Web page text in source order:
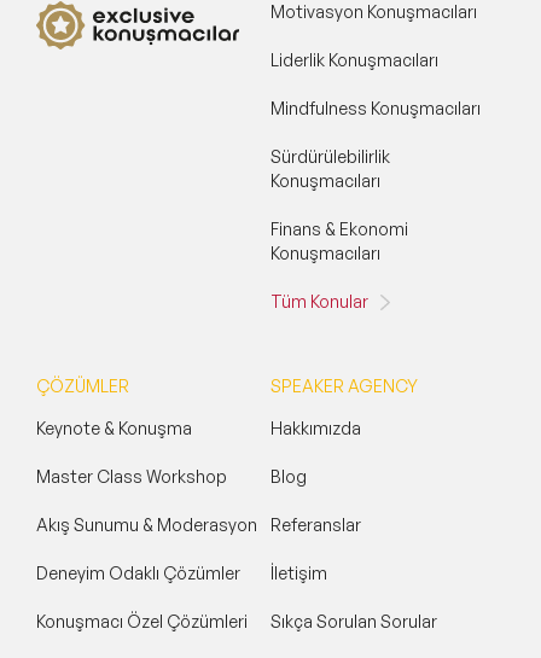
Motivasyon Konuşmacıları
Liderlik Konuşmacıları
Mindfulness Konuşmacıları
Sürdürülebilirlik
Konuşmacıları
Finans & Ekonomi
Konuşmacıları
Tüm Konular
ÇÖZÜMLER
Keynote & Konuşma
Master Class Workshop
Akış Sunumu & Moderasyon
Deneyim Odaklı Çözümler
Konuşmacı Özel Çözümleri
SPEAKER AGENCY
Hakkımızda
Blog
Referanslar
İletişim
Sıkça Sorulan Sorular